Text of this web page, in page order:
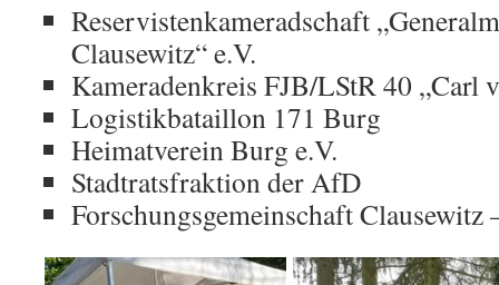
Reservistenkameradschaft
Clausewitz“ e.V.
Kameradenkreis FJB/LStR 40 „Carl
Logistikbataillon 171 Burg
Heimatverein Burg e.V.
Stadtratsfraktion der AfD
Forschungsgemeinschaft Clausewitz